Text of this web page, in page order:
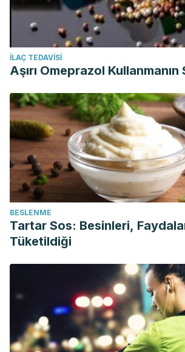
İLAÇ TEDAVISI
Aşırı Omeprazol Kullanmanın
BESLENME
Tartar Sos: Besinleri,
Tüketildiği